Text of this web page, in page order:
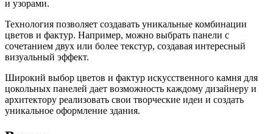
и узорами.
Технология позволяет создавать уникальные комбинации
цветов и фактур. Например, можно выбрать панели с
сочетанием двух или более текстур, создавая интересный
визуальный эффект.
Широкий выбор цветов и фактур искусственного камня для
цокольных панелей дает возможность каждому дизайнеру и
архитектору реализовать свои творческие идеи и создать
уникальное оформление здания.